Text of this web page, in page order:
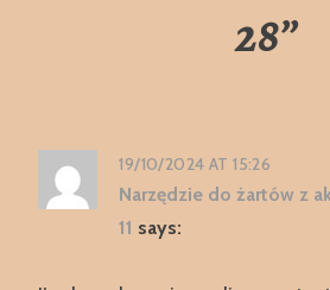
28”
19/10/2024 AT 15:26
Narzędzie do żartów z
11 says: